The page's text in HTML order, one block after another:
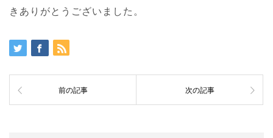
きありがとうございました。
前の記事 次の記事